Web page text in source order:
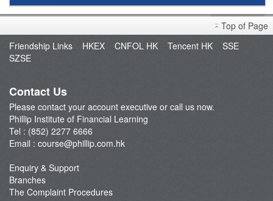
Education Center
Course & Seminar
Speaker
Top of Page
Friendship Links
HKEX CNFOL HK Tencent HK
SSE
SZSE
Contact Us
Please contact your account executive or call us now.
Phillip Institute of Financial Learning
Tel : (852) 2277 6666
Email : course@phillip.com.hk
Enquiry & Support
Branches
The Complaint Procedures